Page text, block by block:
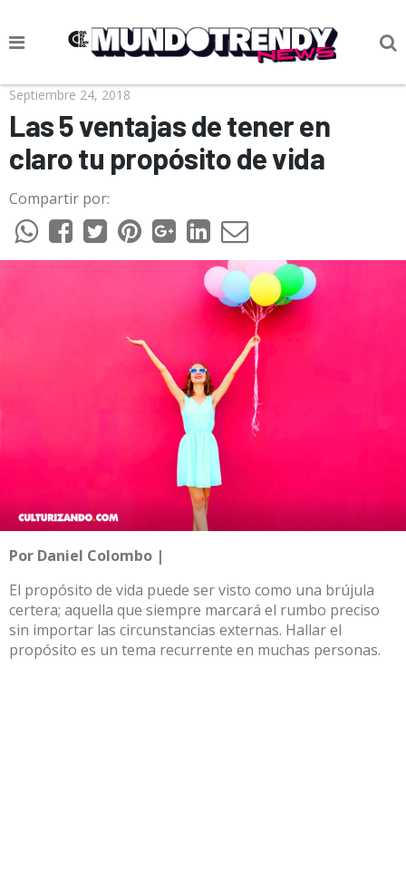
NOTICIAS
CULTURA POP
CIENCIA Y TECNOLOGÍA
VIDA
SOCIEDAD
Septiembre 24, 2018
Las 5 ventajas de tener en
claro tu propósito de vida
Compartir por:
Por Daniel Colombo |
El propósito de vida puede ser visto como una brújula
certera; aquella que siempre marcará el rumbo preciso
sin importar las circunstancias externas. Hallar el
propósito es un tema recurrente en muchas personas.